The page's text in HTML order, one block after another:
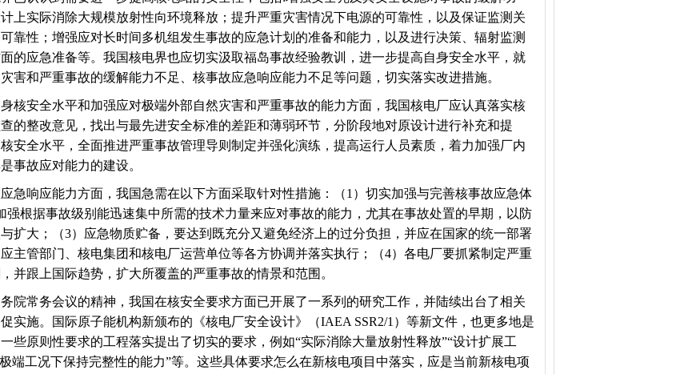
上实际消除大规模放射性向环境释放；提升严重灾害情况下电源的可靠性，以及保证监测关
靠性；增强应对长时间多机组发生事故的应急计划的准备和能力，以及进行决策、辐射监测
的应急准备等。我国核电界也应切实汲取福岛事故经验教训，进一步提高自身安全水平，就
害和严重事故的缓解能力不足、核事故应急响应能力不足等问题，切实落实改进措施。
安全水平和加强应对极端外部自然灾害和严重事故的能力方面，我国核电厂应认真落实核
的整改意见，找出与最先进安全标准的差距和薄弱环节，分阶段地对原设计进行补充和提
安全水平，全面推进严重事故管理导则制定并强化演练，提高运行人员素质，着力加强厂内
事故应对能力的建设。
响应能力方面，我国急需在以下方面采取针对性措施：（1）切实加强与完善核事故应急体
强根据事故级别能迅速集中所需的技术力量来应对事故的能力，尤其在事故处置的早期，以防
扩大；（3）应急物质贮备，要达到既充分又避免经济上的过分负担，并应在国家的统一部署
主管部门、核电集团和核电厂运营单位等各方协调并落实执行；（4）各电厂要抓紧制定严重
并跟上国际趋势，扩大所覆盖的严重事故的情景和范围。
常务会议的精神，我国在核安全要求方面已开展了一系列的研究工作，并陆续出台了相关
实施。国际原子能机构新颁布的《核电厂安全设计》（IAEA SSR2/1）等新文件，也更多地是
些原则性要求的工程落实提出了切实的要求，例如“实际消除大量放射性释放”“设计扩展工
端工况下保持完整性的能力”等。这些具体要求怎么在新核电项目中落实，应是当前新核电项